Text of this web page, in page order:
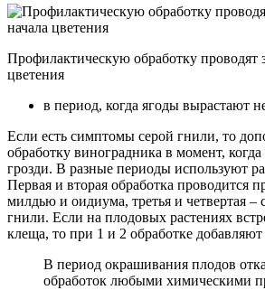
Профилактическую обработку проводят
цветения
в период, когда ягоды вырастают
Если есть симптомы серой гнили, то
обработку виноградника в момент,
грозди. В разные периоды используют
Первая и вторая обработка проводится
милдью и оидиума, третья и четвертая –
гнили. Если на плодовых растениях
клеща, то при 1 и 2 обработке
В период окрашивания плодов
обработок любыми химическими